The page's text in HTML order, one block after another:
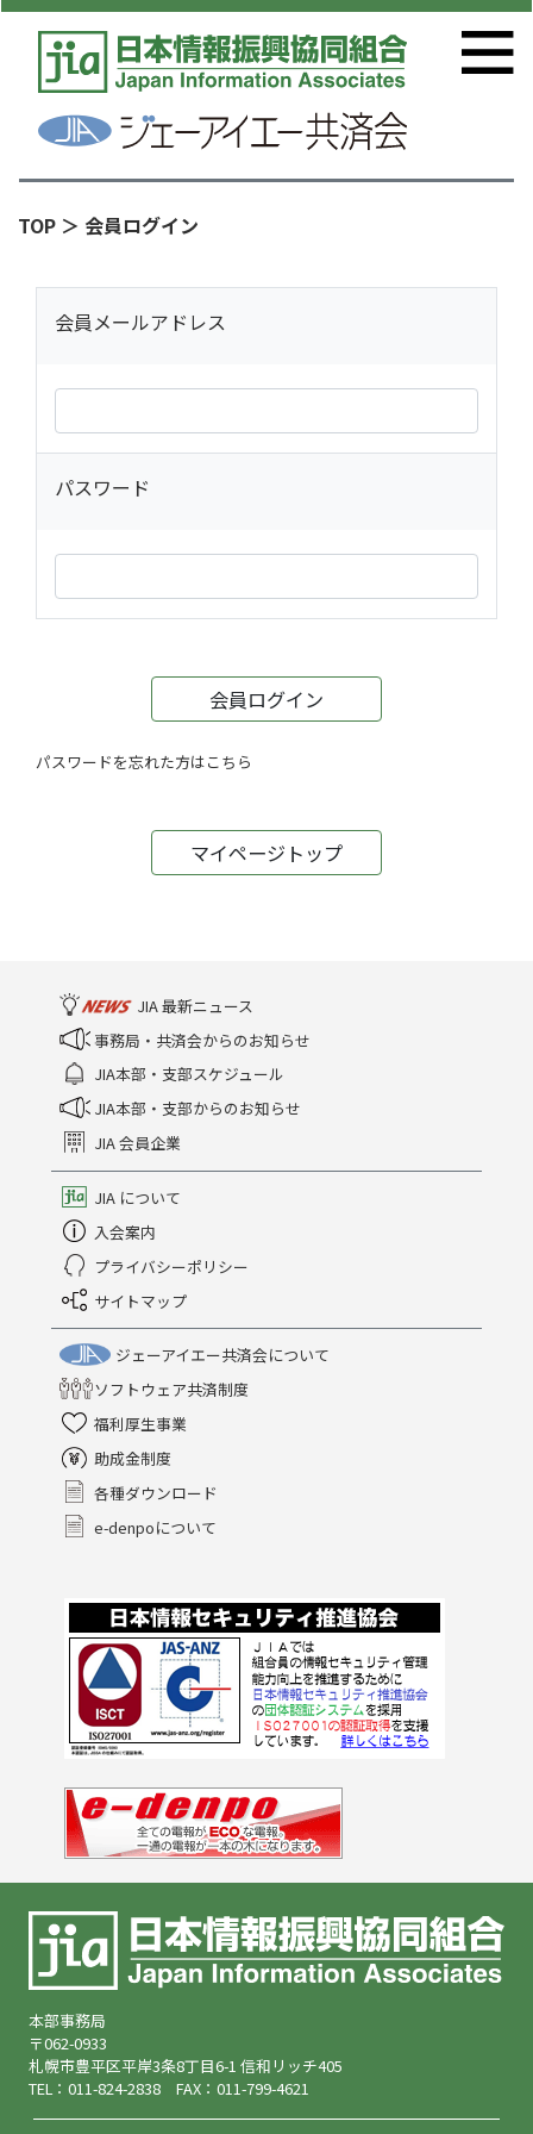
TOP ＞ 会員ログイン
会員メールアドレス
パスワード
会員ログイン
パスワードを忘れた方はこちら
マイページトップ
JIA 最新ニュース
事務局・共済会からのお知らせ
JIA本部・支部スケジュール
JIA本部・支部からのお知らせ
JIA 会員企業
JIA について
入会案内
プライバシーポリシー
サイトマップ
ジェーアイエー共済会について
ソフトウェア共済制度
福利厚生事業
助成金制度
各種ダウンロード
e-denpoについて
本部事務局
〒062-0933
札幌市豊平区平岸3条8丁目6-1 信和リッチ405
TEL：011-824-2838 FAX：011-799-4621